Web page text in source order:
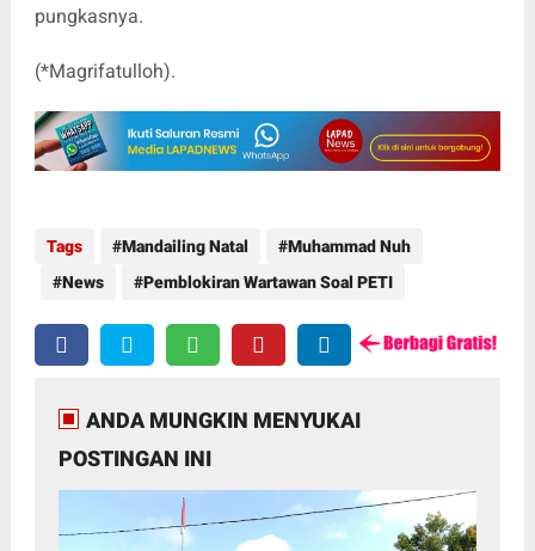
pungkasnya.
(*Magrifatulloh).
Tags Mandailing Natal
Muhammad Nuh
News
Pemblokiran Wartawan Soal PETI
ANDA MUNGKIN MENYUKAI
POSTINGAN INI